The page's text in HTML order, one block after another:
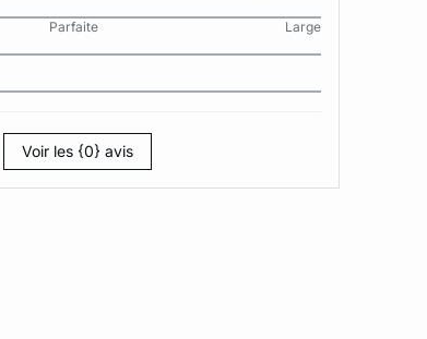
Parfaite
Large
Voir les {0} avis